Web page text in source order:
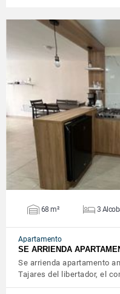
68 m² 3
Apartamento
SE ARRIENDA
Se arrienda apartamento
Tajares del libertador, el